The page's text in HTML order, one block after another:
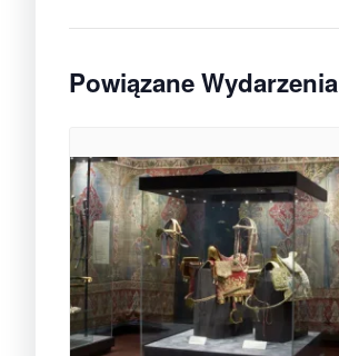
Powiązane Wydarzenia